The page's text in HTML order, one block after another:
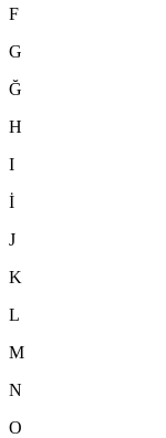
F
G
Ğ
H
I
İ
J
K
L
M
N
O